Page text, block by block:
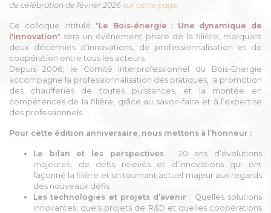
de célébration de février 2026 sur cette page.
Ce colloque intitulé "Le Bois-énergie : Une dynamique de
l'innovation" sera un événement phare de la filière, marquant
deux décennies d’innovations, de professionnalisation et de
coopération entre tous les acteurs.
Depuis 2006, le Comité Interprofessionnel du Bois-Energie
accompagne la professionnalisation des pratiques, la promotion
des chaufferies de toutes puissances, et la montée en
compétences de la filière, grâce au savoir-faire et à l’expertise
des professionnels.
Pour cette édition anniversaire, nous mettons à l’honneur :
Le bilan et les perspectives: 20 ans d’évolutions
majeures, de défis relevés et d’innovations qui ont
façonné la filière et un tournant actuel majeur aux regards
des nouveaux défis
Les technologies et projets d’avenir : Quelles solutions
innovantes, quels projets de R&D et quelles coopérations